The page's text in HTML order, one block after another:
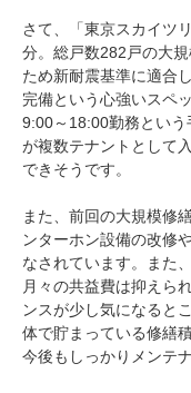
さて、「東京スカイツ
分。総戸数282戸の大
ため新耐震基準に適合
完備という心強いスペ
9:00～18:00勤務とい
が複数テナントとして
できそうです。
また、前回の大規模修
ンターホン設備の改修
なされています。また
月々の共益費は抑えら
ンスが少し気になると
体で貯まっている修繕
今後もしっかりメンテ